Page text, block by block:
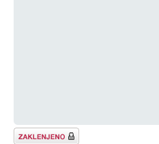
Tema je zaklenjena